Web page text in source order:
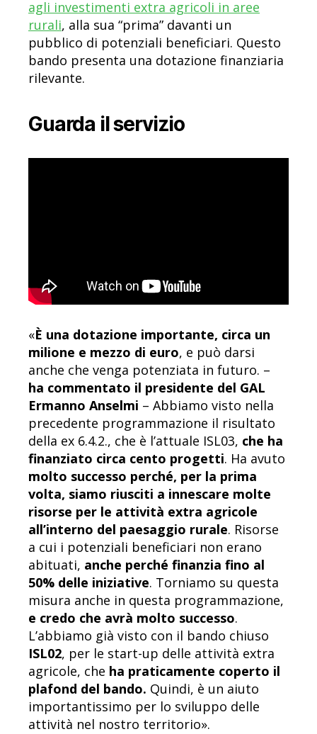
agli investimenti extra agricoli in aree
rurali, alla sua “prima” davanti un
pubblico di potenziali beneficiari. Questo
bando presenta una dotazione finanziaria
rilevante.
Guarda il servizio
«È una dotazione importante, circa un
milione e mezzo di euro, e può darsi
anche che venga potenziata in futuro. –
ha commentato il presidente del GAL
Ermanno Anselmi – Abbiamo visto nella
precedente programmazione il risultato
della ex 6.4.2., che è l’attuale ISL03, che ha
finanziato circa cento progetti. Ha avuto
molto successo perché, per la prima
volta, siamo riusciti a innescare molte
risorse per le attività extra agricole
all’interno del paesaggio rurale. Risorse
a cui i potenziali beneficiari non erano
abituati, anche perché finanzia fino al
50% delle iniziative. Torniamo su questa
misura anche in questa programmazione,
e credo che avrà molto successo.
L’abbiamo già visto con il bando chiuso
ISL02, per le start-up delle attività extra
agricole, che ha praticamente coperto il
plafond del bando. Quindi, è un aiuto
importantissimo per lo sviluppo delle
attività nel nostro territorio».